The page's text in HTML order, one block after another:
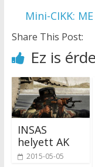
Mini-CIKK:
Share This Post:
Ez is
INSAS
helyett AK
2015-05-05